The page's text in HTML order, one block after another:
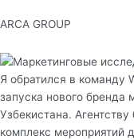
ARCA GROUP
Я обратился в команду
запуска нового бренда
Узбекистана.
комплекс мероприятий